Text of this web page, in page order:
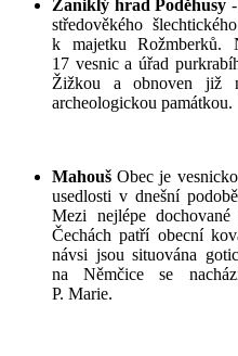
Zaniklý hrad Poděhusy
středověkého
k majetku
17 vesnic a úřad
Žižkou a obnoven již
archeologickou památkou.
MahoušObec je
usedlosti v dnešní
Mezi nejlépe
Čechách patří obecní
návsi jsou situována
na Němčice se
P. Marie.